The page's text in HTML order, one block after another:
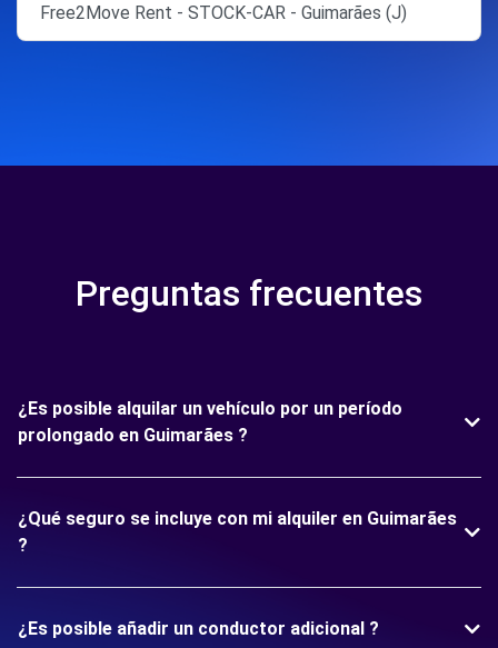
Free2Move Rent - STOCK-CAR - Guimarães (J)
Preguntas frecuentes
¿Es posible alquilar un vehículo por un período
prolongado en Guimarães ?
¿Qué seguro se incluye con mi alquiler en Guimarães
?
¿Es posible añadir un conductor adicional ?